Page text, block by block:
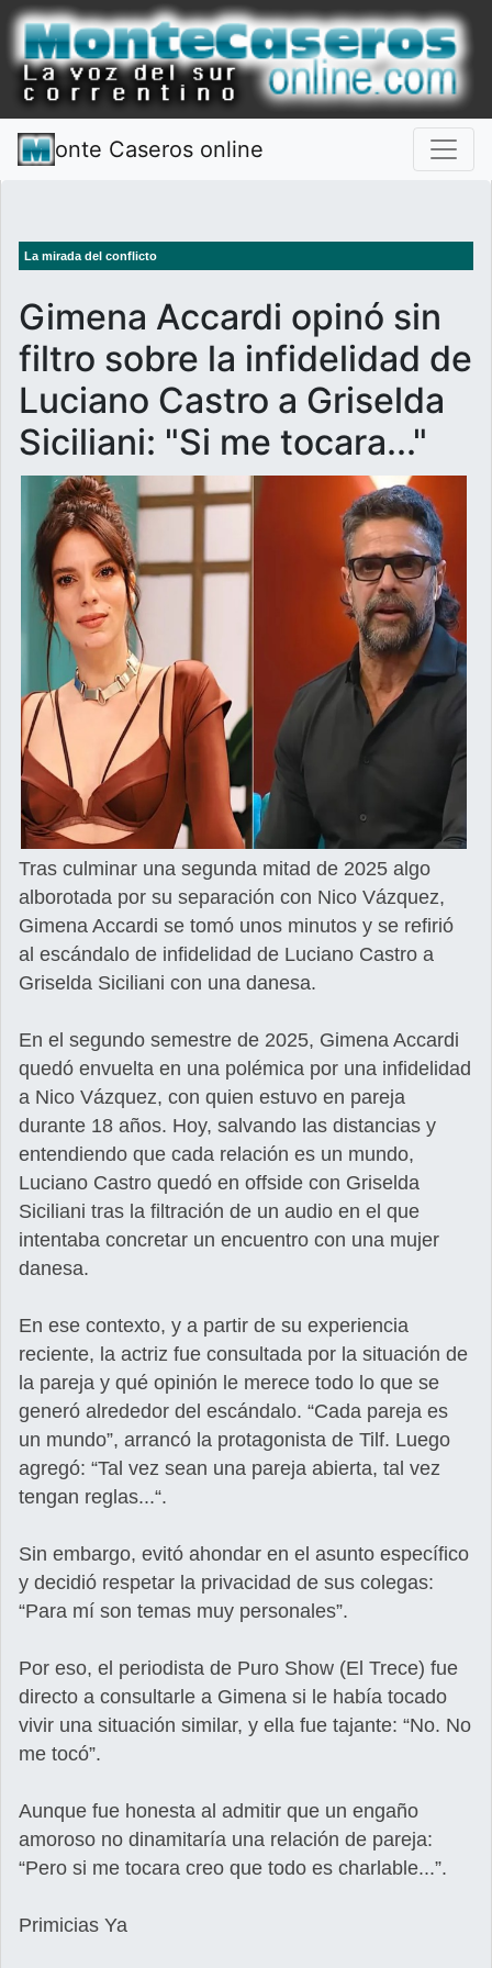
onte Caseros online
La mirada del conflicto
Gimena Accardi opinó sin
filtro sobre la infidelidad de
Luciano Castro a Griselda
Siciliani: "Si me tocara..."
Tras culminar una segunda mitad de 2025 algo
alborotada por su separación con Nico Vázquez,
Gimena Accardi se tomó unos minutos y se refirió
al escándalo de infidelidad de Luciano Castro a
Griselda Siciliani con una danesa.
En el segundo semestre de 2025, Gimena Accardi
quedó envuelta en una polémica por una infidelidad
a Nico Vázquez, con quien estuvo en pareja
durante 18 años. Hoy, salvando las distancias y
entendiendo que cada relación es un mundo,
Luciano Castro quedó en offside con Griselda
Siciliani tras la filtración de un audio en el que
intentaba concretar un encuentro con una mujer
danesa.
En ese contexto, y a partir de su experiencia
reciente, la actriz fue consultada por la situación de
la pareja y qué opinión le merece todo lo que se
generó alrededor del escándalo. “Cada pareja es
un mundo”, arrancó la protagonista de Tilf. Luego
agregó: “Tal vez sean una pareja abierta, tal vez
tengan reglas...“.
Sin embargo, evitó ahondar en el asunto específico
y decidió respetar la privacidad de sus colegas:
“Para mí son temas muy personales”.
Por eso, el periodista de Puro Show (El Trece) fue
directo a consultarle a Gimena si le había tocado
vivir una situación similar, y ella fue tajante: “No. No
me tocó”.
Aunque fue honesta al admitir que un engaño
amoroso no dinamitaría una relación de pareja:
“Pero si me tocara creo que todo es charlable...”.
Primicias Ya